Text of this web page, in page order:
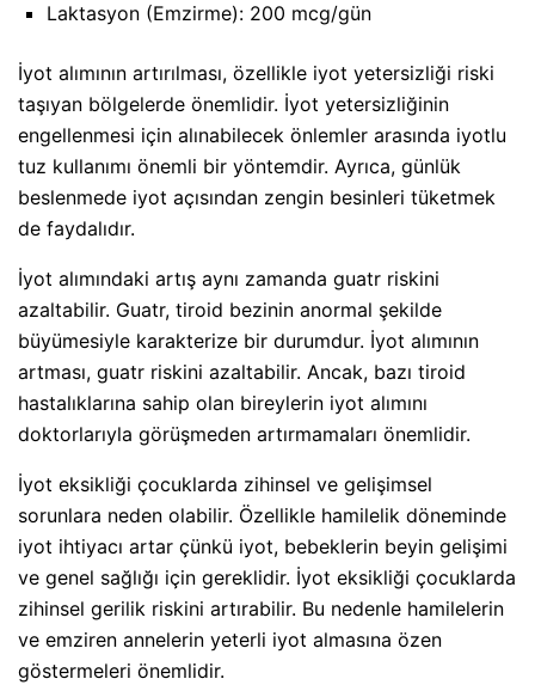
Laktasyon (Emzirme): 200 mcg/gün
İyot alımının artırılması, özellikle iyot yetersizliği riski
taşıyan bölgelerde önemlidir. İyot yetersizliğinin
engellenmesi için alınabilecek önlemler arasında iyotlu
tuz kullanımı önemli bir yöntemdir. Ayrıca, günlük
beslenmede iyot açısından zengin besinleri tüketmek
de faydalıdır.
İyot alımındaki artış aynı zamanda guatr riskini
azaltabilir. Guatr, tiroid bezinin anormal şekilde
büyümesiyle karakterize bir durumdur. İyot alımının
artması, guatr riskini azaltabilir. Ancak, bazı tiroid
hastalıklarına sahip olan bireylerin iyot alımını
doktorlarıyla görüşmeden artırmamaları önemlidir.
İyot eksikliği çocuklarda zihinsel ve gelişimsel
sorunlara neden olabilir. Özellikle hamilelik döneminde
iyot ihtiyacı artar çünkü iyot, bebeklerin beyin gelişimi
ve genel sağlığı için gereklidir. İyot eksikliği çocuklarda
zihinsel gerilik riskini artırabilir. Bu nedenle hamilelerin
ve emziren annelerin yeterli iyot almasına özen
göstermeleri önemlidir.